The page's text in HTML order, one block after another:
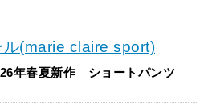
ル(marie claire sport)
年春夏新作 ショートパンツ